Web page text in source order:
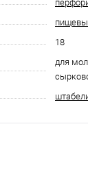
18
для